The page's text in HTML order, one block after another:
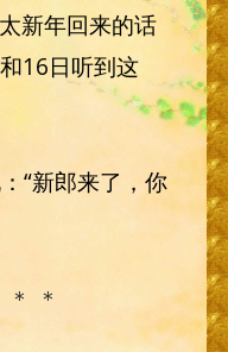
新年回来的话
16日听到这
“新郎来了，你
＊